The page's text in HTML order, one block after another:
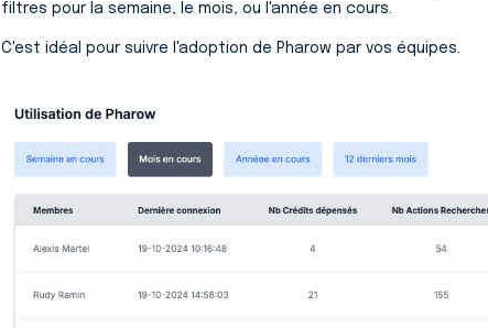
filtres pour la semaine, le mois, ou l'année en cours.
C'est idéal pour suivre l'adoption de Pharow par vos équipes.